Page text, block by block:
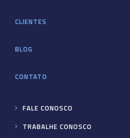
CLIENTES
BLOG
CONTATO
FALE CONOSCO
TRABALHE CONOSCO